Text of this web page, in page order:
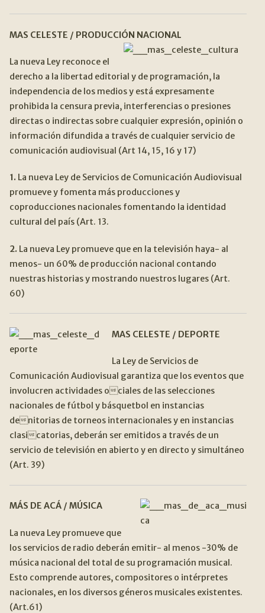
MAS CELESTE / PRODUCCIÓN NACIONAL
La nueva Ley reconoce el
derecho a la libertad editorial y de programación, la
independencia de los medios y está expresamente
prohibida la censura previa, interferencias o presiones
directas o indirectas sobre cualquier expresión, opinión o
información difundida a través de cualquier servicio de
comunicación audiovisual (Art 14, 15, 16 y 17)
1. La nueva Ley de Servicios de Comunicación Audiovisual
promueve y fomenta más producciones y
coproducciones nacionales fomentando la identidad
cultural del país (Art. 13.
2. La nueva Ley promueve que en la televisión haya- al
menos- un 60% de producción nacional contando
nuestras historias y mostrando nuestros lugares (Art.
60)
MAS CELESTE / DEPORTE
La Ley de Servicios de
Comunicación Audiovisual garantiza que los eventos que
involucren actividades ociales de las selecciones
nacionales de fútbol y básquetbol en instancias
denitorias de torneos internacionales y en instancias
clasicatorias, deberán ser emitidos a través de un
servicio de televisión en abierto y en directo y simultáneo
(Art. 39)
MÁS DE ACÁ / MÚSICA
La nueva Ley promueve que
los servicios de radio deberán emitir- al menos -30% de
música nacional del total de su programación musical.
Esto comprende autores, compositores o intérpretes
nacionales, en los diversos géneros musicales existentes.
(Art.61)